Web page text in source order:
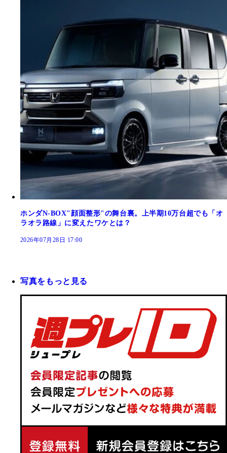
ホンダN-BOX"顔面整形"の舞台裏。上半期10万台超でも「オ
ラオラ路線」に変えたワケとは？
2026年07月28日 17:00
写真をもっと見る